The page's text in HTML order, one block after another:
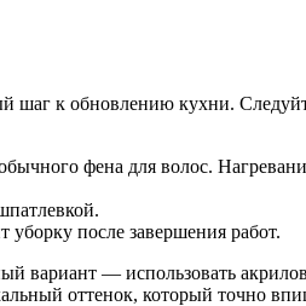
шаг к обновлению кухни.
фена для волос.
после завершения работ.
вариант — использовать
оттенок, который точно